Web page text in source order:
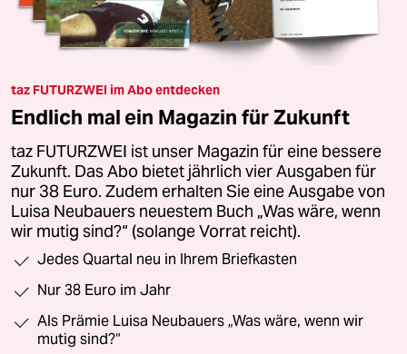
taz FUTURZWEI im Abo entdecken
Endlich mal ein Magazin für Zukunft
taz FUTURZWEI ist unser Magazin für eine bessere
Zukunft. Das Abo bietet jährlich vier Ausgaben für
nur 38 Euro. Zudem erhalten Sie eine Ausgabe von
Luisa Neubauers neuestem Buch „Was wäre, wenn
wir mutig sind?“ (solange Vorrat reicht).
Jedes Quartal neu in Ihrem Briefkasten
Nur 38 Euro im Jahr
Als Prämie Luisa Neubauers „Was wäre, wenn wir
mutig sind?“